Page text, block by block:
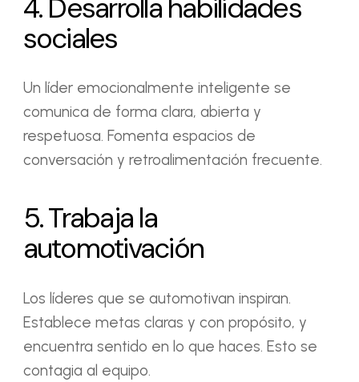
4. Desarrolla habilidades
sociales
Un líder emocionalmente inteligente se
comunica de forma clara, abierta y
respetuosa. Fomenta espacios de
conversación y retroalimentación frecuente.
5. Trabaja la
automotivación
Los líderes que se automotivan inspiran.
Establece metas claras y con propósito, y
encuentra sentido en lo que haces. Esto se
contagia al equipo.